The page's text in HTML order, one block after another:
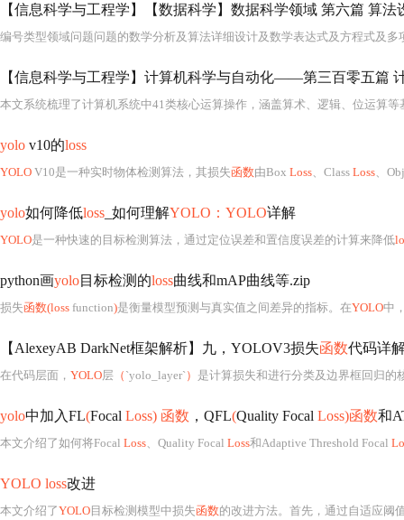
【信息科学与工程学】计算机科学与自动化——第三百零五篇
yolo v10的loss
YOLO V10是一种实时物体检测算法，其损失函数由Box Loss、Class Loss、
yolo如何降低loss _如何理解YOLO：YOLO详解
YOLO是一种快速的目标检测算法，通过定位误差和置信度误差的计算来降低
python画yolo目标检测的loss曲线和mAP曲线等.zip
损失函数(loss function)是衡量模型预测与真实值之间差异的指标。在YOLO中
【AlexeyAB DarkNet框架解析】九，YOLOV3损失函数代码详
在代码层面， YOLO层 （ `yolo_layer` ） 是计算损失和进行分类及边界框回归的
yolo中加入FL(Focal Loss) 函数 ，QFL(Quality Focal Loss)函数和
本文介绍了如何将Focal Loss、Quality Focal Loss和Adaptive Threshold Focal
YOLO loss改进
本文介绍了YOLO 目标检测模型中损失函数的改进方法。首先，通过自适应阈